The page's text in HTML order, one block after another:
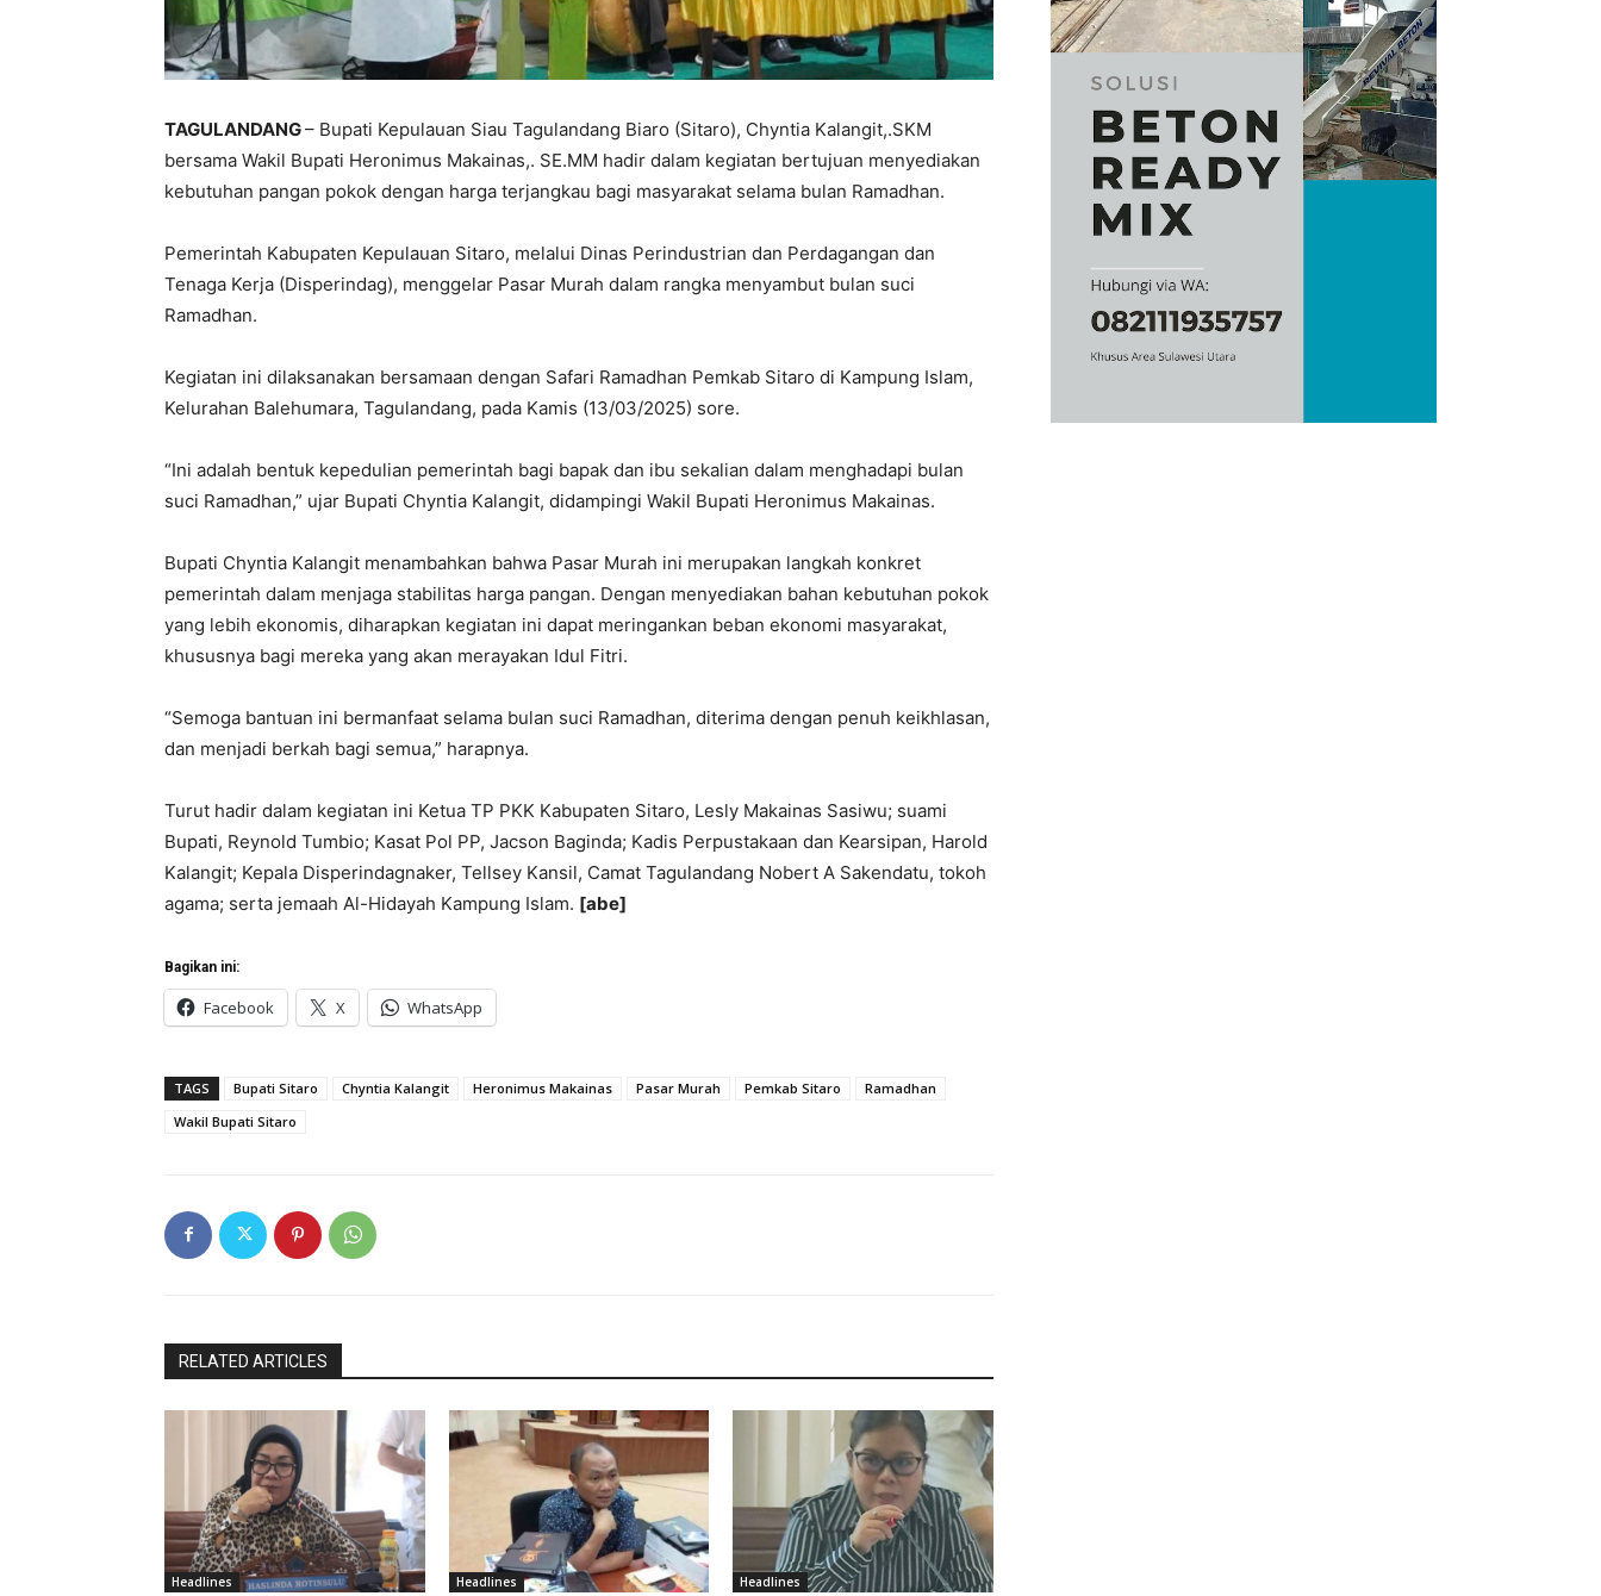
TAGULANDANG– Bupati Kepulauan Siau Tagulandang Biaro (Sitaro), Chyntia Kalangit,.SKM
bersama Wakil Bupati Heronimus Makainas,. SE.MM hadir dalam kegiatan bertujuan menyediakan
kebutuhan pangan pokok dengan harga terjangkau bagi masyarakat selama bulan Ramadhan.
Pemerintah Kabupaten Kepulauan Sitaro, melalui Dinas Perindustrian dan Perdagangan dan
Tenaga Kerja (Disperindag), menggelar Pasar Murah dalam rangka menyambut bulan suci
Ramadhan.
Kegiatan ini dilaksanakan bersamaan dengan Safari Ramadhan Pemkab Sitaro di Kampung Islam,
Kelurahan Balehumara, Tagulandang, pada Kamis (13/03/2025) sore.
“Ini adalah bentuk kepedulian pemerintah bagi bapak dan ibu sekalian dalam menghadapi bulan
suci Ramadhan,” ujar Bupati Chyntia Kalangit, didampingi Wakil Bupati Heronimus Makainas.
Bupati Chyntia Kalangit menambahkan bahwa Pasar Murah ini merupakan langkah konkret
pemerintah dalam menjaga stabilitas harga pangan. Dengan menyediakan bahan kebutuhan pokok
yang lebih ekonomis, diharapkan kegiatan ini dapat meringankan beban ekonomi masyarakat,
khususnya bagi mereka yang akan merayakan Idul Fitri.
“Semoga bantuan ini bermanfaat selama bulan suci Ramadhan, diterima dengan penuh keikhlasan,
dan menjadi berkah bagi semua,” harapnya.
Turut hadir dalam kegiatan ini Ketua TP PKK Kabupaten Sitaro, Lesly Makainas Sasiwu; suami
Bupati, Reynold Tumbio; Kasat Pol PP, Jacson Baginda; Kadis Perpustakaan dan Kearsipan, Harold
Kalangit; Kepala Disperindagnaker, Tellsey Kansil, Camat Tagulandang Nobert A Sakendatu, tokoh
agama; serta jemaah Al-Hidayah Kampung Islam. [abe]
Bagikan ini:
Facebook X WhatsApp
TAGS Bupati Sitaro Chyntia Kalangit Heronimus Makainas Pasar Murah Pemkab Sitaro
Ramadhan
Wakil Bupati Sitaro
RELATED ARTICLES
Headlines Headlines Headlines